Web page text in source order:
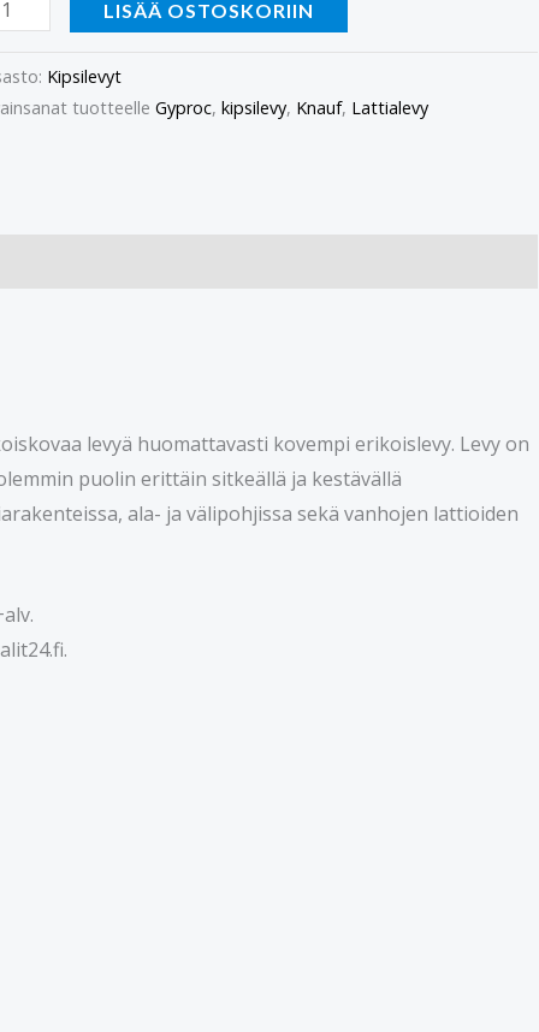
LISÄÄ OSTOSKORIIN
Kipsilevyt
tuotteelle Gyproc, kipsilevy, Knauf, Lattialevy
levyä huomattavasti kovempi erikoislevy. Levy on
puolin erittäin sitkeällä ja kestävällä
ala- ja välipohjissa sekä vanhojen lattioiden